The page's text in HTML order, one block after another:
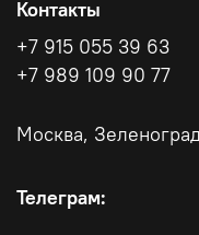
Контакты
+7 915 055 39 63
+7 989 109 90 77
Москва,
Телеграм: